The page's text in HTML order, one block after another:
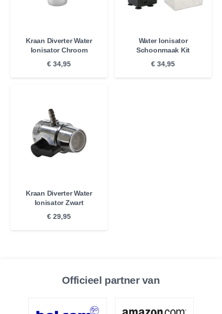
Kraan Diverter Water
Ionisator Chroom
€ 34,95
Water Ionisator
Schoonmaak Kit
€ 34,95
Kraan Diverter Water
Ionisator Zwart
€ 29,95
Officieel partner van